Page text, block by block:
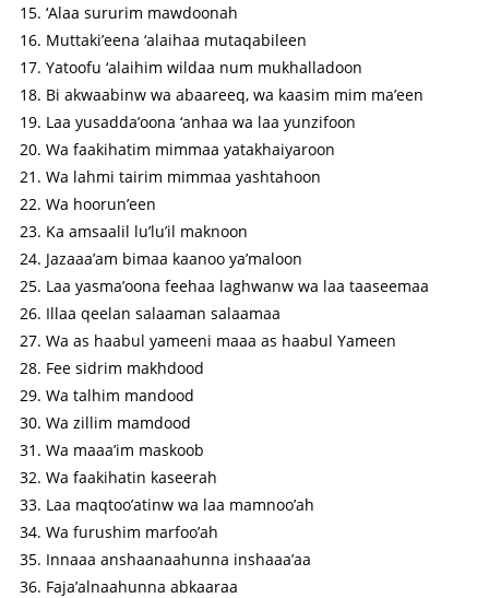
‘Alaa sururim mawdoonah
Muttaki’eena ‘alaihaa mutaqabileen
Yatoofu ‘alaihim wildaa num mukhalladoon
Bi akwaabinw wa abaareeq, wa kaasim mim ma’een
Laa yusadda’oona ‘anhaa wa laa yunzifoon
Wa faakihatim mimmaa yatakhaiyaroon
Wa lahmi tairim mimmaa yashtahoon
Wa hoorun’een
Ka amsaalil lu’lu’il maknoon
Jazaaa’am bimaa kaanoo ya’maloon
Laa yasma’oona feehaa laghwanw wa laa taaseemaa
Illaa qeelan salaaman salaamaa
Wa as haabul yameeni maaa as haabul Yameen
Fee sidrim makhdood
Wa talhim mandood
Wa zillim mamdood
Wa maaa’im maskoob
Wa faakihatin kaseerah
Laa maqtoo’atinw wa laa mamnoo’ah
Wa furushim marfoo’ah
Innaaa anshaanaahunna inshaaa’aa
Faja’alnaahunna abkaaraa